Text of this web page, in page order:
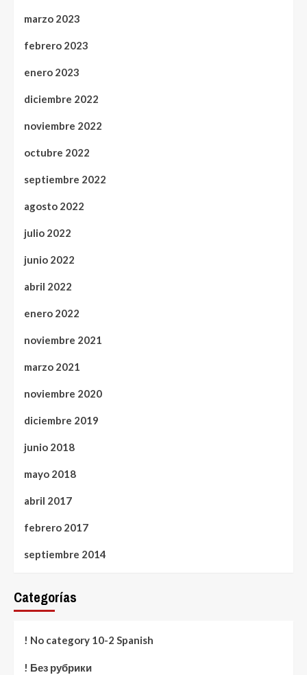
marzo 2023
febrero 2023
enero 2023
diciembre 2022
noviembre 2022
octubre 2022
septiembre 2022
agosto 2022
julio 2022
junio 2022
abril 2022
enero 2022
noviembre 2021
marzo 2021
noviembre 2020
diciembre 2019
junio 2018
mayo 2018
abril 2017
febrero 2017
septiembre 2014
Categorías
! No category 10-2 Spanish
! Без рубрики